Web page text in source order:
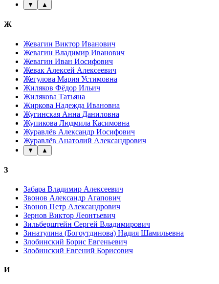
▼ ▲
Ж
Жевагин Виктор Иванович
Жевагин Владимир Иванович
Жевагин Иван Иосифович
Жевак Алексей Алексеевич
Жегулова Мария Устимовна
Жиляков Фёдор Ильич
Жилякова Татьяна
Жиркова Надежда Ивановна
Жугинская Анна Даниловна
Жупикова Людмила Касимовна
Журавлёв Александр Иосифович
Журавлёв Анатолий Александрович
▼ ▲
З
Забара Владимир Алексеевич
Звонов Александр Агапович
Звонов Петр Александрович
Зернов Виктор Леонтьевич
Зильберштейн Сергей Владимирович
Зинатулина (Богоутдинова) Надия Шамильевна
Злобинский Борис Евгеньевич
Злобинский Евгений Борисович
И